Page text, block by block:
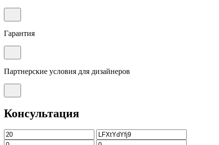
Гарантия
Партнерские условия для дизайнеров
Консультация